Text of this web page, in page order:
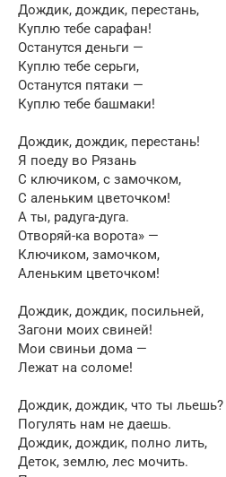
Дождик, дождик, перестань,
Куплю тебе сарафан!
Останутся деньги —
Куплю тебе серьги,
Останутся пятаки —
Куплю тебе башмаки!
Дождик, дождик, перестань!
Я поеду во Рязань
С ключиком, с замочком,
С аленьким цветочком!
А ты, радуга-дуга.
Отворяй-ка ворота» —
Ключиком, замочком,
Аленьким цветочком!
Дождик, дождик, посильней,
Загони моих свиней!
Мои свиньи дома —
Лежат на соломе!
Дождик, дождик, что ты льешь?
Погулять нам не даешь.
Дождик, дождик, полно лить,
Деток, землю, лес мочить.